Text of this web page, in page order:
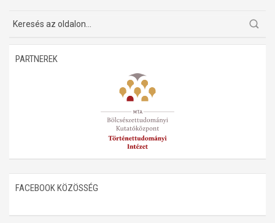
PARTNEREK
FACEBOOK KÖZÖSSÉG